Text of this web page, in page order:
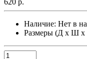
620 р.
Наличие: Нет в
Размеры (Д х Ш х